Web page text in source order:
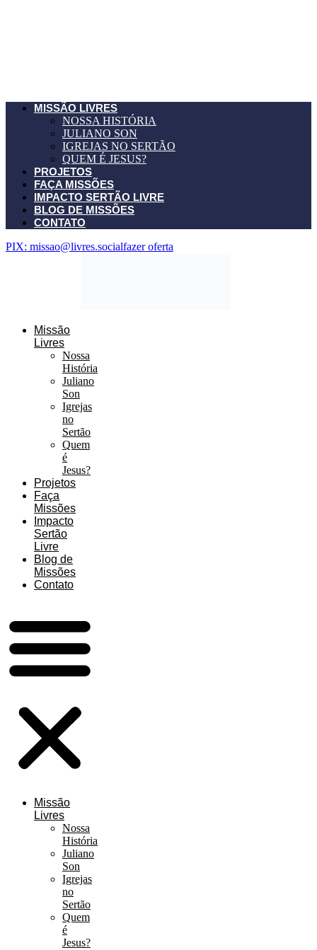
MISSÃO LIVRES
NOSSA HISTÓRIA
JULIANO SON
IGREJAS NO SERTÃO
QUEM É JESUS?
PROJETOS
FAÇA MISSÕES
IMPACTO SERTÃO LIVRE
BLOG DE MISSÕES
CONTATO
PIX: missao@livres.socialfazer oferta
Missão
Livres
Nossa
História
Juliano
Son
Igrejas
no
Sertão
Quem
é
Jesus?
Projetos
Faça
Missões
Impacto
Sertão
Livre
Blog de
Missões
Contato
Missão
Livres
Nossa
História
Juliano
Son
Igrejas
no
Sertão
Quem
é
Jesus?